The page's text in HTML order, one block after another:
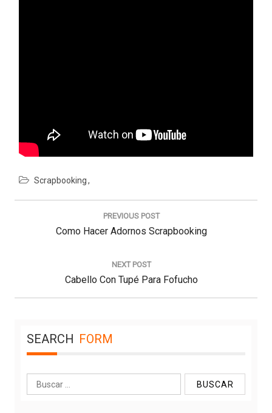
Scrapbooking
Navegación
PREVIOUS POST
Previous
Como Hacer Adornos Scrapbooking
NEXT POST
Next
Post:
Cabello Con Tupé Para Fofucho
SEARCH FORM
Buscar: